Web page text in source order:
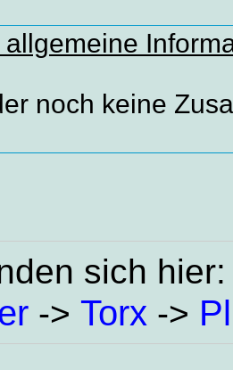
noch keine
sich
-> Torx ->